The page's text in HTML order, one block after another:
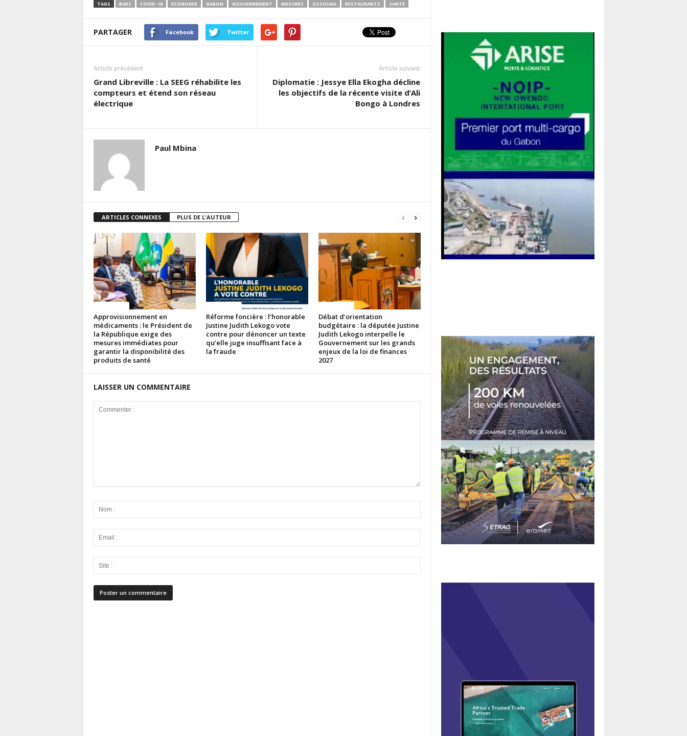
TAGS BARS COVID-19 ECONOMIE GABON GOUVERNEMENT MESURES OSSOUKA RESTAURANTS SANTÉ
PARTAGER Facebook Twitter
Article précédent
Grand Libreville : La SEEG réhabilite les
compteurs et étend son réseau
électrique
Article suivant
Diplomatie : Jessye Ella Ekogha décline
les objectifs de la récente visite d’Ali
Bongo à Londres
Paul Mbina
ARTICLES CONNEXES PLUS DE L'AUTEUR
Approvisionnement en
médicaments : le Président de
la République exige des
mesures immédiates pour
garantir la disponibilité des
produits de santé
Réforme foncière : l’honorable
Justine Judith Lekogo vote
contre pour dénoncer un texte
qu’elle juge insuffisant face à
la fraude
Débat d’orientation
budgétaire : la députée Justine
Judith Lekogo interpelle le
Gouvernement sur les grands
enjeux de la loi de finances
2027
LAISSER UN COMMENTAIRE